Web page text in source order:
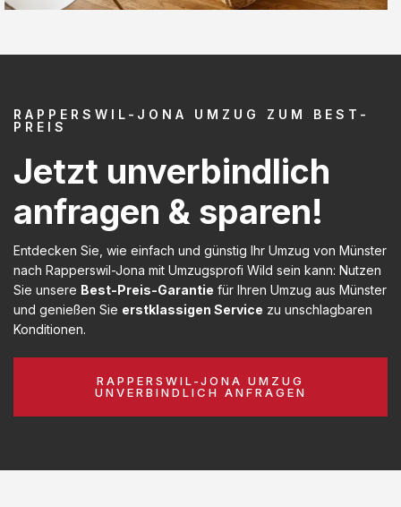
RAPPERSWIL-JONA UMZUG ZUM BEST-
PREIS
Jetzt unverbindlich
anfragen & sparen!
Entdecken Sie, wie einfach und günstig Ihr Umzug von Münster
nach Rapperswil-Jona mit Umzugsprofi Wild sein kann: Nutzen
Sie unsere Best-Preis-Garantie für Ihren Umzug aus Münster
und genießen Sie erstklassigen Service zu unschlagbaren
Konditionen.
RAPPERSWIL-JONA UMZUG
UNVERBINDLICH ANFRAGEN